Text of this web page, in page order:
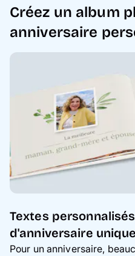
Créez un album
anniversaire
Textes
d'anniversaire unique
Pour un anniversaire,